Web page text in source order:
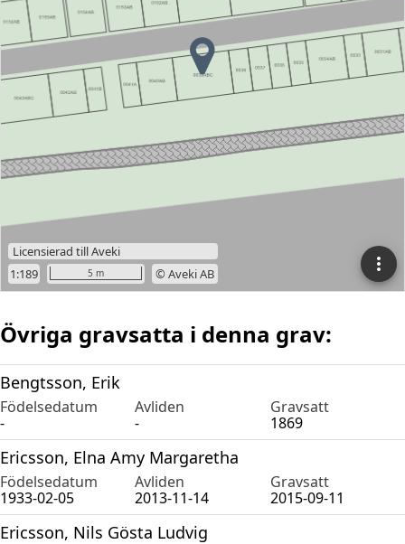
Övriga gravsatta i denna grav:
Bengtsson, Erik
Födelsedatum Avliden
Gravsatt
-
- 1869
Ericsson, Elna Amy Margaretha
Födelsedatum Avliden
Gravsatt
1933-02-05
2013-11-14 2015-09-11
Ericsson, Nils Gösta Ludvig